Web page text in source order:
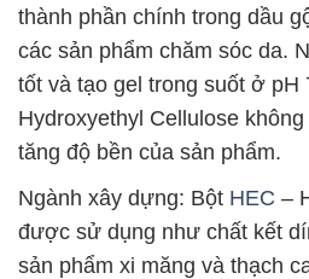
thành phần chính trong dầu
các sản phẩm chăm sóc da.
tốt và tạo gel trong suốt ở pH
Hydroxyethyl Cellulose
tăng độ bền của sản phẩm.
Ngành xây dựng: Bột HEC –
được sử dụng như chất kết
sản phẩm xi măng và thạch